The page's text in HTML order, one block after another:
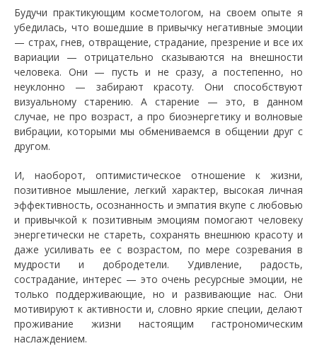
Будучи практикующим косметологом, на своем опыте я
убедилась, что вошедшие в привычку негативные эмоции
— страх, гнев, отвращение, страдание, презрение и все их
вариации — отрицательно сказываются на внешности
человека. Они — пусть и не сразу, а постепенно, но
неуклонно — забирают красоту. Они способствуют
визуальному старению. А старение — это, в данном
случае, не про возраст, а про биоэнергетику и волновые
вибрации, которыми мы обмениваемся в общении друг с
другом.
И, наоборот, оптимистическое отношение к жизни,
позитивное мышление, легкий характер, высокая личная
эффективность, осознанность и эмпатия вкупе с любовью
и привычкой к позитивным эмоциям помогают человеку
энергетически не стареть, сохранять внешнюю красоту и
даже усиливать ее с возрастом, по мере созревания в
мудрости и добродетели. Удивление, радость,
сострадание, интерес — это очень ресурсные эмоции, не
только поддерживающие, но и развивающие нас. Они
мотивируют к активности и, словно яркие специи, делают
проживание жизни настоящим гастрономическим
наслаждением.